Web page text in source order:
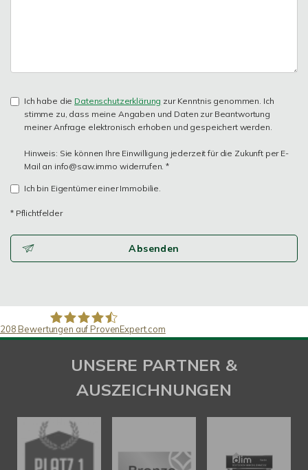
Ich habe die Datenschutzerklärung zur Kenntnis genommen. Ich
stimme zu, dass meine Angaben und Daten zur Beantwortung
meiner Anfrage elektronisch erhoben und gespeichert werden.
Hinweis: Sie können Ihre Einwilligung jederzeit für die Zukunft per E-
Mail an info@saw.immo widerrufen. *
Ich bin Eigentümer einer Immobilie.
* Pflichtfelder
Absenden
SAW Immobilien
208 Bewertungen auf ProvenExpert.com
UNSERE PARTNER &
AUSZEICHNUNGEN